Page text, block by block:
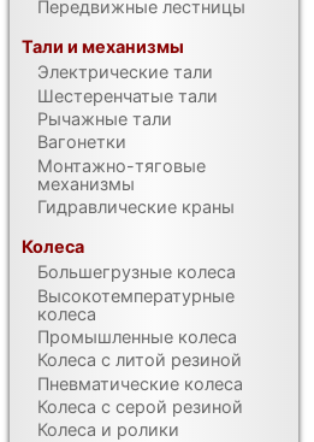
Передвижные лестницы
Тали и механизмы
Электрические тали
Шестеренчатые тали
Рычажные тали
Вагонетки
Монтажно-тяговые
механизмы
Гидравлические краны
Колеса
Большегрузные колеса
Высокотемпературные
колеса
Промышленные колеса
Колеса с литой резиной
Пневматические колеса
Колеса с серой резиной
Колеса и ролики